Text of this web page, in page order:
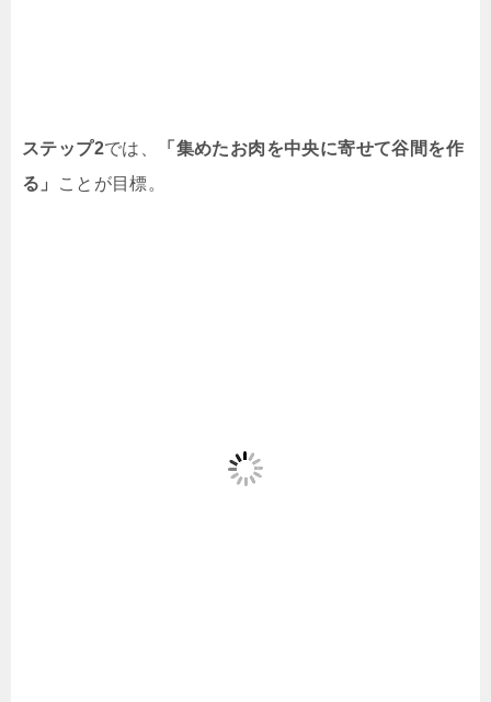
ステップ2では、
「集めたお肉を中央に寄せて谷間を作
る」
ことが目標。